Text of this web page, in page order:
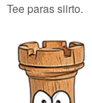
Tee paras siirto.